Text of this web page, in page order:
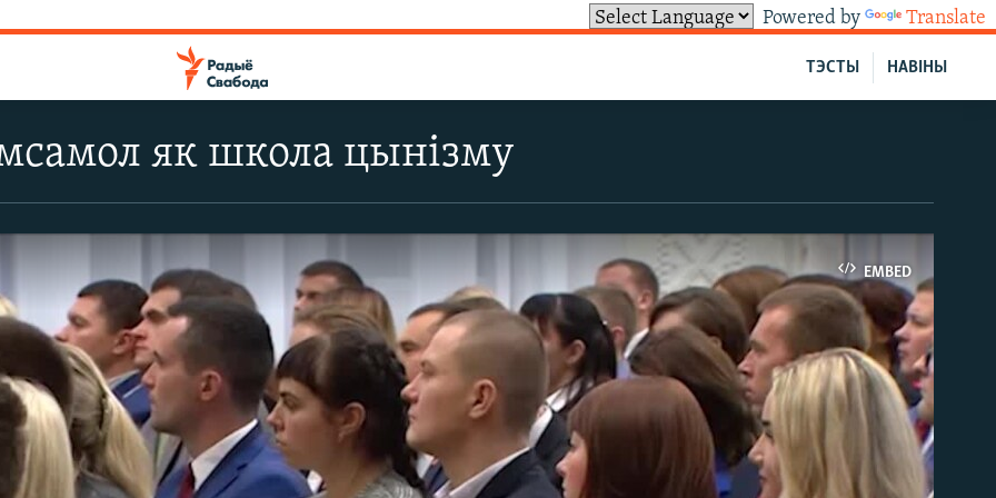
Powered by Translate
НАВІНЫ
ТЭСТЫ
як школа цынізму
EMBED